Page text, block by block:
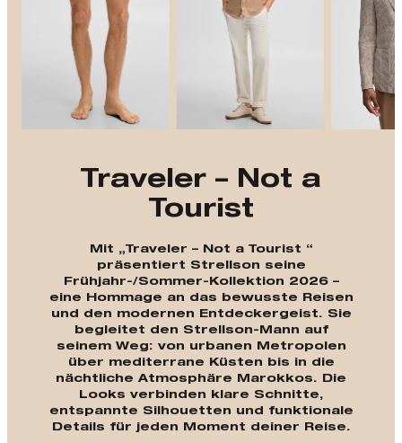
Traveler – Not a
Tourist
Mit „Traveler – Not a Tourist “
präsentiert Strellson seine
Frühjahr-/Sommer-Kollektion 2026 –
eine Hommage an das bewusste Reisen
und den modernen Entdeckergeist. Sie
begleitet den Strellson-Mann auf
seinem Weg: von urbanen Metropolen
über mediterrane Küsten bis in die
nächtliche Atmosphäre Marokkos. Die
Looks verbinden klare Schnitte,
entspannte Silhouetten und funktionale
Details für jeden Moment deiner Reise.